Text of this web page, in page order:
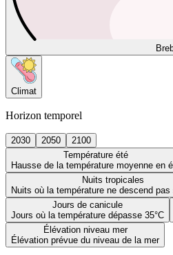
Climat
Horizon temporel
2030 2050
2100
Température été
Hausse de la température moyenne en
Nuits tropicales
Nuits où la température ne descend pas
Jours de canicule
Jours où la température dépasse 35°C
Élévation niveau mer
Élévation prévue du niveau de la mer